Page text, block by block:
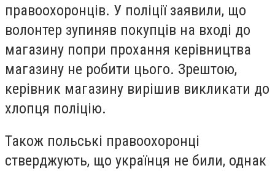
правоохоронців. У поліції заявили, що
волонтер зупиняв покупців на вході до
магазину попри прохання керівництва
магазину не робити цього. Зрештою,
керівник магазину вирішив викликати до
хлопця поліцію.
Також польські правоохоронці
стверджують, що українця не били, однак